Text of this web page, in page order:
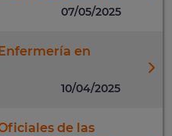
07/05/2025
en
10/04/2025
de las